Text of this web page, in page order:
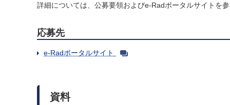
詳細については、公募要領およびe-Radポータルサイトを参
応募先
e-Radポータルサイト
資料